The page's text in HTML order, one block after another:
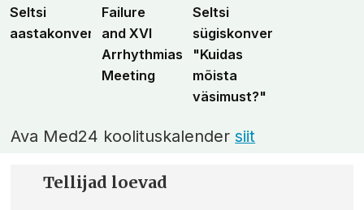
Seltsi
aastakonverents
Failure
and XVI
Arrhythmias
Meeting
Seltsi
sügiskonverents
"Kuidas
mõista
väsimust?"
Ava Med24 koolituskalendersiit
Tellijad loevad